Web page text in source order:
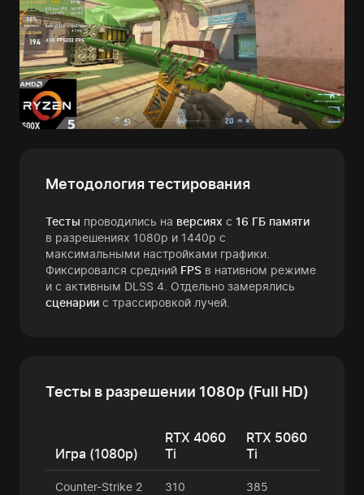
Методология тестирования
Тесты проводились на версиях с 16 ГБ памяти
в разрешениях 1080p и 1440p с
максимальными настройками графики.
Фиксировался средний FPS в нативном режиме
и с активным DLSS 4. Отдельно замерялись
сценарии с трассировкой лучей.
Тесты в разрешении 1080p (Full HD)
Игра (1080p)
RTX 4060
Ti
RTX 5060
Ti
Counter-Strike 2 310 385